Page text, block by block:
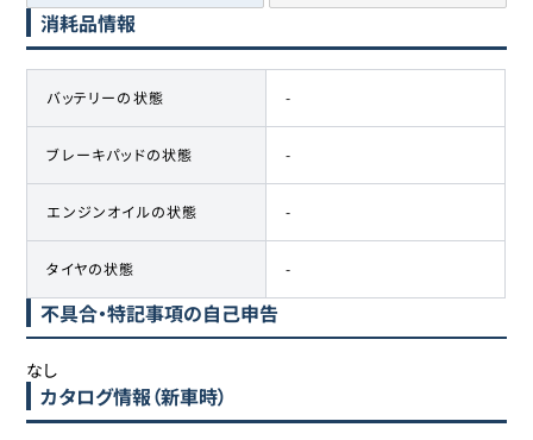
消耗品情報
バッテリーの状態 -
ブレーキパッドの状態 -
エンジンオイルの状態 -
タイヤの状態 -
不具合・特記事項の自己申告
なし
カタログ情報（新車時）